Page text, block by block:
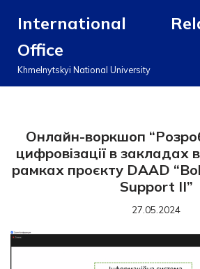
до
вмісту
International
Office
Khmelnytskyi National University
Онлайн-воркшоп
цифровізації в закладах
рамках проєкту DAAD
Support II”
27.05.2024